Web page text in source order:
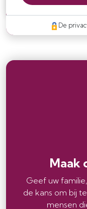
De
Maak
Geef uw
de kans om bij
mensen